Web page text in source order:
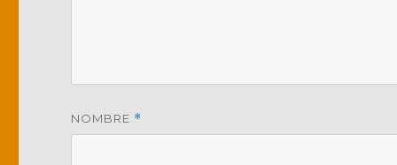
NOMBRE *